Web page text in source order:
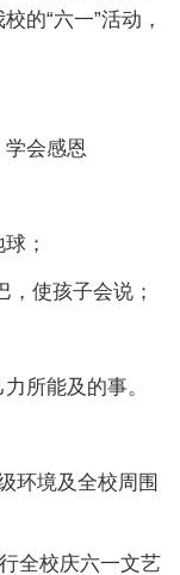
的“六一”活动，
会感恩
；
使孩子会说；
所能及的事。
境及全校周围
全校庆六一文艺